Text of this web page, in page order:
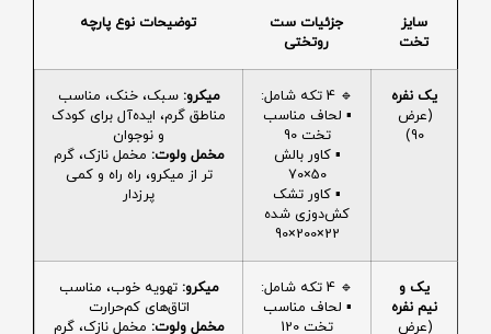
سایز
تخت
جزئیات ست
روتختی
توضیحات نوع پارچه
یک نفره
(عرض
90)
🔹 4 تکه شامل:
▪️ لحاف مناسب
تخت 90
▪️ کاور بالش
50×70
▪️ کاور تشک
کش‌دوزی شده
22×200×90
میکرو: سبک، خنک، مناسب
مناطق گرم، ایده‌آل برای کودک
و نوجوان
مخمل ولوت: مخمل نازک، گرم
تر از میکرو، راه راه و کمی
پرزدار
یک و
نیم نفره
(عرض
🔹 4 تکه شامل:
▪️ لحاف مناسب
تخت 120
میکرو: تهویه خوب، مناسب
اتاق‌های کم‌حرارت
مخمل ولوت: مخمل نازک، گرم